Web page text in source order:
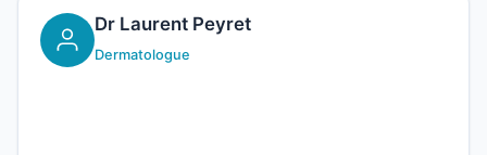
Dr Laurent Peyret
Dermatologue